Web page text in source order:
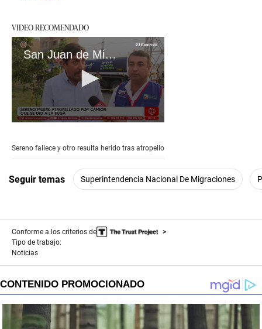
VIDEO RECOMENDADO
San Juan de Miraflores: atropello a sereno
of
seconds
Sereno fallece y otro resulta herido tras atropello
Seguir temas Superintendencia Nacional De Migraciones
Conforme a los criterios de
Tipo de trabajo:
Noticias